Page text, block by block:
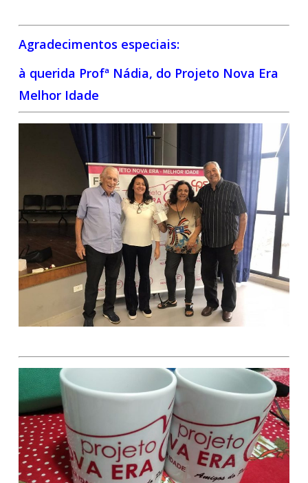
Agradecimentos especiais:
à querida Profª Nádia, do Projeto Nova Era
Melhor Idade